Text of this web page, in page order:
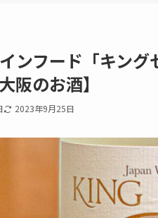
ンフード「キン
阪のお酒】
2023年9月25日